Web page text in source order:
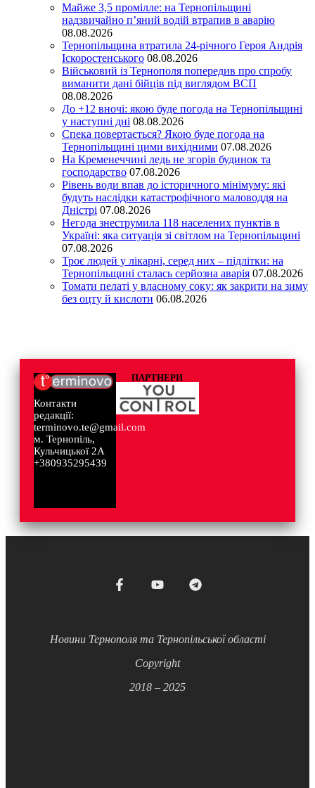
Майже 3,5 промілле: на Тернопільщині
надзвичайно п’яний водій втрапив в аварію
08.08.2026
Тернопільщина втратила 24-річного Героя Андрія
Іскоростенського 08.08.2026
Військовий із Тернополя попередив про спробу
виманити дані бійців під виглядом ВСП
08.08.2026
До +12 вночі: якою буде погода на Тернопільщині
у наступні дні 08.08.2026
Спека повертається? Якою буде погода на
Тернопільщині цими вихідними 07.08.2026
На Кременеччині ледь не згорів будинок та
господарство 07.08.2026
Рівень води впав до історичного мінімуму: які
будуть наслідки катастрофічного маловоддя на
Дністрі 07.08.2026
Негода знеструмила 118 населених пунктів в
Україні: яка ситуація зі світлом на Тернопільщині
07.08.2026
Троє людей у лікарні, серед них – підлітки: на
Тернопільщині сталась серйозна аварія 07.08.2026
Томати пелаті у власному соку: як закрити на зиму
без оцту й кислоти 06.08.2026
Контакти
редакції:
terminovo.te@gmail.com
м. Тернопіль,
Кульчицької 2А
+380935295439
ПАРТНЕРИ
Новини Тернополя та Тернопільської області
Copyright
2018 – 2025